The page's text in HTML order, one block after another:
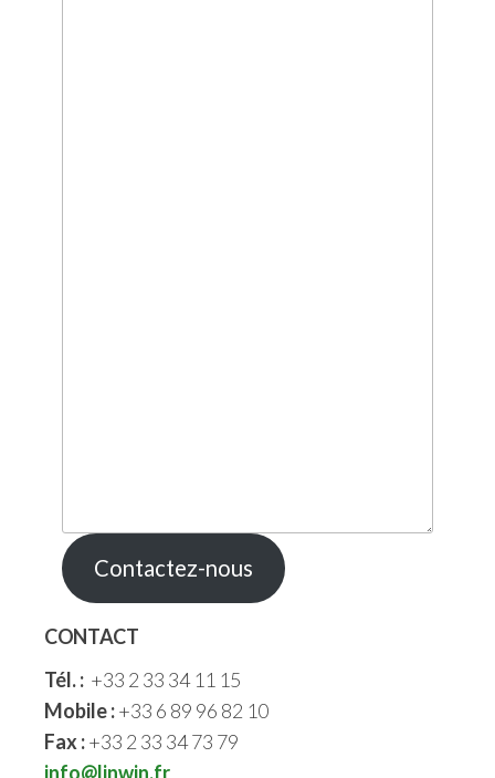
Contactez-nous
CONTACT
Tél. : +33 2 33 34 11 15
Mobile :+33 6 89 96 82 10
Fax :+33 2 33 34 73 79
info@linwin.fr